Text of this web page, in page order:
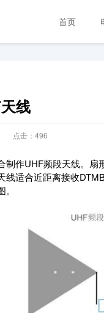
首页
线
点击： 496
制作UHF频段天线。
适合近距离接收